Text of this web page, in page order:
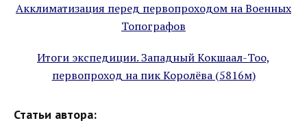
Акклиматизация перед первопроходом на Военных
Топографов
Итоги экспедиции. Западный Кокшаал-Тоо,
первопроход на пик Королёва (5816м)
Статьи автора: